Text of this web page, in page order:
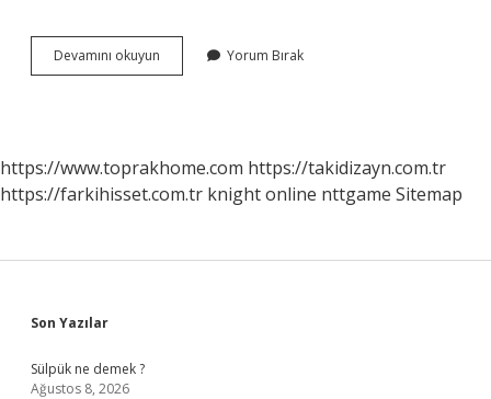
Devamını okuyun Araştırma
Görevlileri
Yorum Bırak
https://www.toprakhome.com https://takidizayn.com.tr
https://farkihisset.com.tr knight online nttgame Sitemap
Sidebar
Son Yazılar
Sülpük ne demek ?
Ağustos 8, 2026